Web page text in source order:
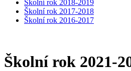
Školní rok 2018-2019
Školní rok 2017-2018
Školní rok 2016-2017
Školní rok 2021-